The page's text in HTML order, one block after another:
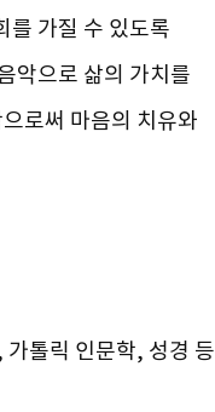
를 가질 수 있도록
악으로 삶의 가치를
로써 마음의 치유와
톨릭 인문학, 성경 등